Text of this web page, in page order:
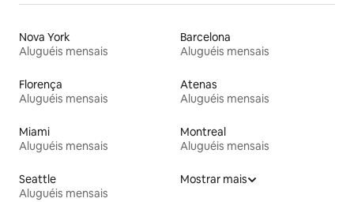
Nova York
Aluguéis mensais
Barcelona
Aluguéis mensais
Florença
Aluguéis mensais
Atenas
Aluguéis mensais
Miami
Aluguéis mensais
Montreal
Aluguéis mensais
Seattle
Aluguéis mensais
Mostrar mais